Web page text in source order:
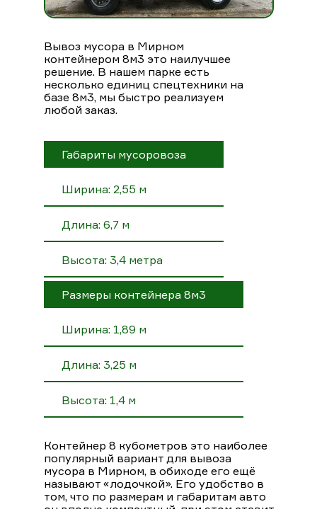
Вывоз мусора в Мирном
контейнером 8м3 это наилучшее
решение. В нашем парке есть
несколько единиц спецтехники на
базе 8м3, мы быстро реализуем
любой заказ.
Габариты мусоровоза
Ширина: 2,55 м
Длина: 6,7 м
Высота: 3,4 метра
Размеры контейнера 8м3
Ширина: 1,89 м
Длина: 3,25 м
Высота: 1,4 м
Контейнер 8 кубометров это наиболее
популярный вариант для вывоза
мусора в Мирном, в обиходе его ещё
называют «лодочкой». Его удобство в
том, что по размерам и габаритам авто